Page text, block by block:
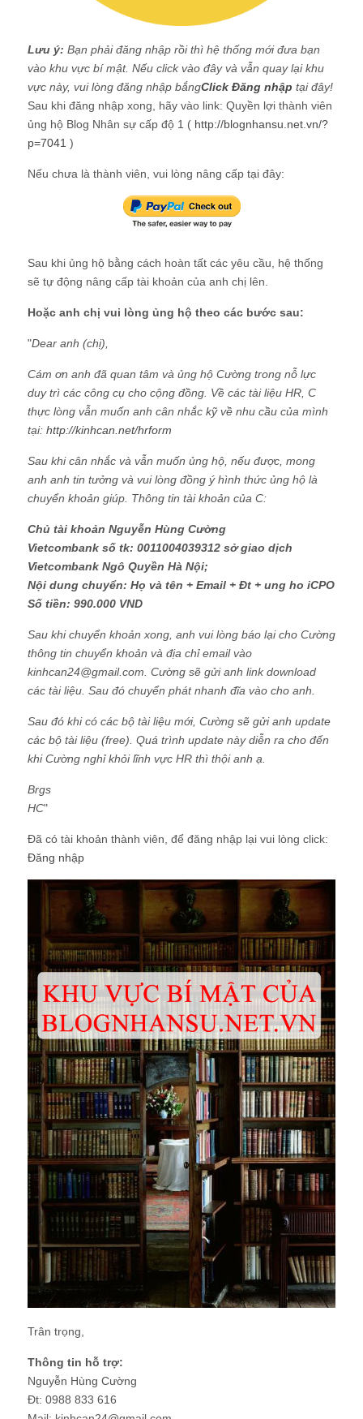
Lưu ý: Bạn phải đăng nhập rồi thì hệ thống mới đưa bạn
vào khu vực bí mật. Nếu click vào đây và vẫn quay lại khu
vực này, vui lòng đăng nhập bắngClick Đăng nhập tại đây!
Sau khi đăng nhập xong, hãy vào link: Quyền lợi thành viên
ủng hộ Blog Nhân sự cấp độ 1 ( http://blognhansu.net.vn/?
p=7041 )
Nếu chưa là thành viên, vui lòng nâng cấp tại đây:
Sau khi ủng hộ bằng cách hoàn tất các yêu cầu, hệ thống
sẽ tự động nâng cấp tài khoản của anh chị lên.
Hoặc anh chị vui lòng ủng hộ theo các bước sau:
"Dear anh (chị),
Cám ơn anh đã quan tâm và ủng hộ Cường trong nỗ lực
duy trì các công cụ cho cộng đồng. Về các tài liệu HR, C
thực lòng vẫn muốn anh cân nhắc kỹ về nhu cầu của mình
tại: http://kinhcan.net/hrform
Sau khi cân nhắc và vẫn muốn ủng hộ, nếu được, mong
anh anh tin tưởng và vui lòng đồng ý hình thức ủng hộ là
chuyển khoản giúp. Thông tin tài khoản của C:
Chủ tài khoản Nguyễn Hùng Cường
Vietcombank số tk: 0011004039312 sở giao dịch
Vietcombank Ngô Quyền Hà Nội;
Nội dung chuyển: Họ và tên + Email + Đt + ung ho iCPO
Số tiền: 990.000 VND
Sau khi chuyển khoản xong, anh vui lòng báo lại cho Cường
thông tin chuyển khoản và địa chỉ email vào
kinhcan24@gmail.com. Cường sẽ gửi anh link download
các tài liệu. Sau đó chuyển phát nhanh đĩa vào cho anh.
Sau đó khi có các bộ tài liệu mới, Cường sẽ gửi anh update
các bộ tài liệu (free). Quá trình update này diễn ra cho đến
khi Cường nghỉ khỏi lĩnh vực HR thì thội anh ạ.
Brgs
HC"
Đã có tài khoản thành viên, để đăng nhập lại vui lòng click:
Đăng nhập
Trân trọng,
Thông tin hỗ trợ:
Nguyễn Hùng Cường
Đt: 0988 833 616